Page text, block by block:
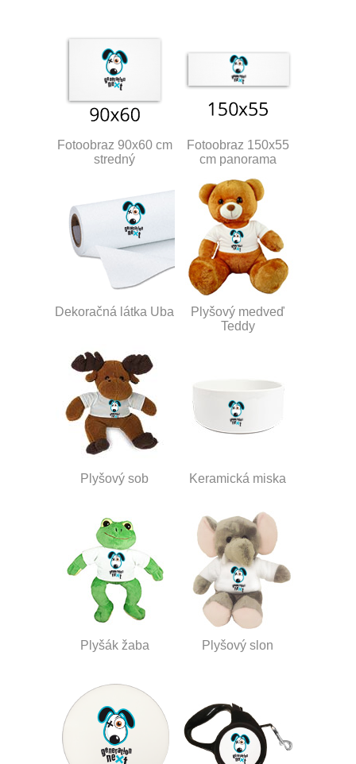
Fotoobraz 90x60 cm
stredný
Fotoobraz 150x55
cm panorama
Dekoračná látka Uba
Plyšový medveď
Teddy
Plyšový sob Keramická miska
Plyšák žaba Plyšový slon